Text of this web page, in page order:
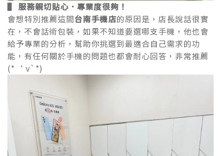
▌ 服務親切貼心．專業度很夠！
會想特別推薦這間台南手機店的原因是，店長說話很實
在，不會話術包裝，如果不知道要選哪支手機，他也會
給予專業的分析，幫助你挑選到最適合自己需求的功
能，有任何關於手機的問題也都會耐心回答，非常推薦
(*‘ v`*)